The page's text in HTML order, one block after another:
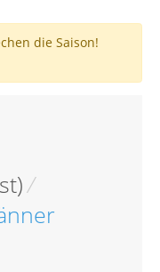
die Saison!
/